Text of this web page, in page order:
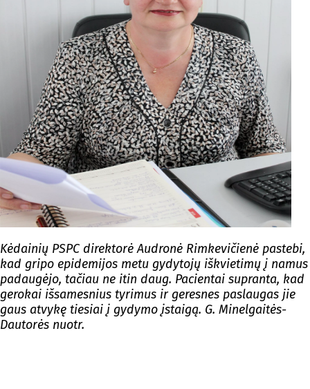
Kėdainių PSPC direktorė Audronė Rimkevičienė pastebi,
kad gripo epidemijos metu gydytojų iškvietimų į namus
padaugėjo, tačiau ne itin daug. Pacientai supranta, kad
gerokai išsamesnius tyrimus ir geresnes paslaugas jie
gaus atvykę tiesiai į gydymo įstaigą. G. Minelgaitės-
Dautorės nuotr.